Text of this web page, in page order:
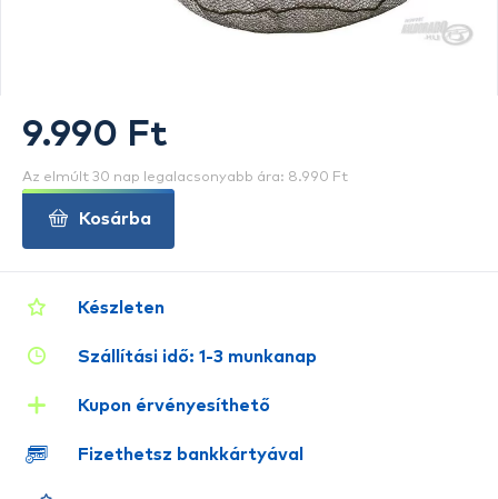
Készleten
Szállítási idő: 1-3 munkanap
Kupon érvényesíthető
Fizethetsz bankkártyával
9.990 Ft
Az elmúlt 30 nap legalacsonyabb ára: 8.990 Ft
Kosárba